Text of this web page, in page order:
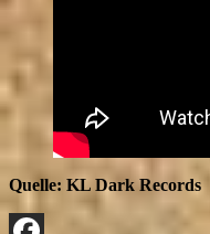
Quelle: KL Dark Records